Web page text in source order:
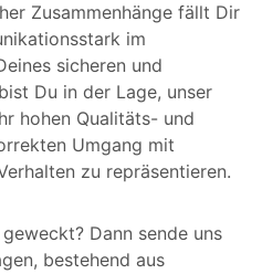
Zusammenhänge fällt Dir
im
sicheren und
Du in der Lage, unser
hohen Qualitäts- und
Umgang mit
zu repräsentieren.
Dann sende uns
bestehend aus